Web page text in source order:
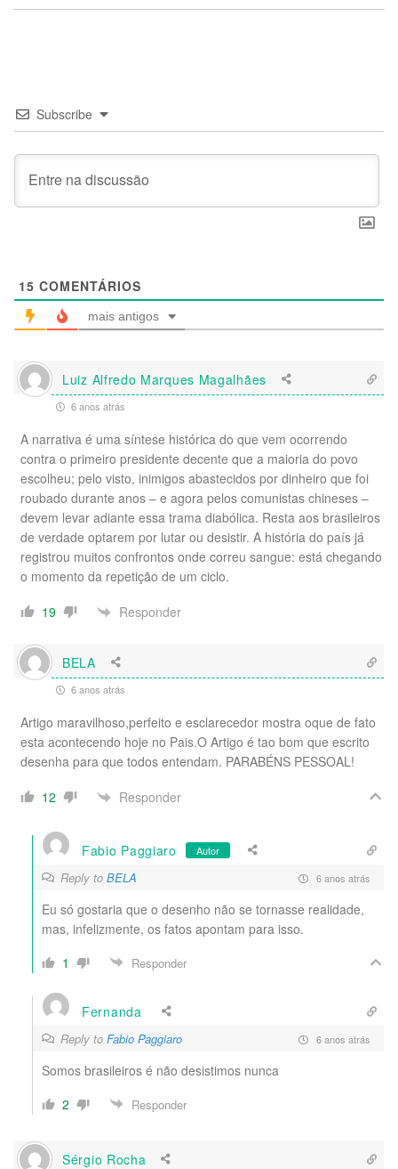
Subscribe
15 COMENTÁRIOS
mais antigos
Luiz Alfredo Marques Magalhães
6 anos atrás
A narrativa é uma síntese histórica do que vem ocorrendo
contra o primeiro presidente decente que a maioria do povo
escolheu; pelo visto, inimigos abastecidos por dinheiro que foi
roubado durante anos – e agora pelos comunistas chineses –
devem levar adiante essa trama diabólica. Resta aos brasileiros
de verdade optarem por lutar ou desistir. A história do país já
registrou muitos confrontos onde correu sangue: está chegando
o momento da repetição de um ciclo.
19
Responder
BELA
6 anos atrás
Artigo maravilhoso,perfeito e esclarecedor mostra oque de fato
esta acontecendo hoje no Pais.O Artigo é tao bom que escrito
desenha para que todos entendam. PARABÉNS PESSOAL!
12
Responder
Fabio Paggiaro Autor
Reply to BELA 6 anos atrás
Eu só gostaria que o desenho não se tornasse realidade,
mas, infelizmente, os fatos apontam para isso.
1
Responder
Fernanda
Reply to Fabio Paggiaro 6 anos atrás
Somos brasileiros é não desistimos nunca
2
Responder
Sérgio Rocha